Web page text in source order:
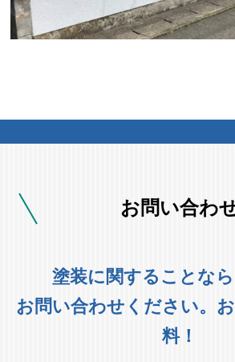
お問い合わ
塗装に関することな
お問い合わせください。
料！